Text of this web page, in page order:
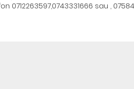
0712263597,0743331666 sau ,